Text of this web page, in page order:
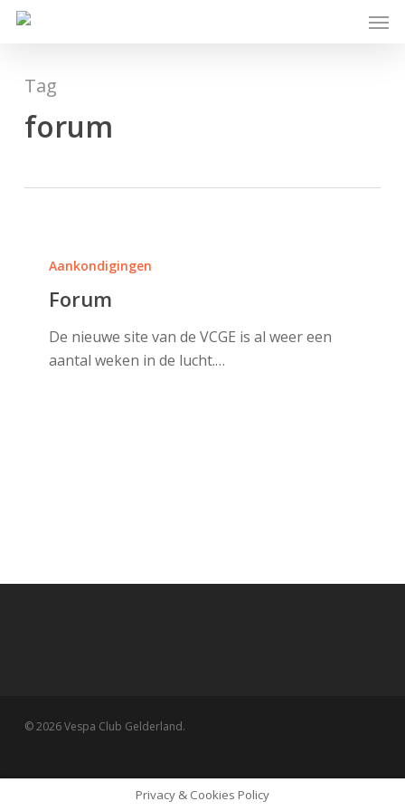
Skip
content
Tag
forum
Aankondigingen
Forum
De nieuwe site van de VCGE is al weer een
aantal weken in de lucht.…
© 2026 Vespa Club Gelderland.
Privacy & Cookies Policy